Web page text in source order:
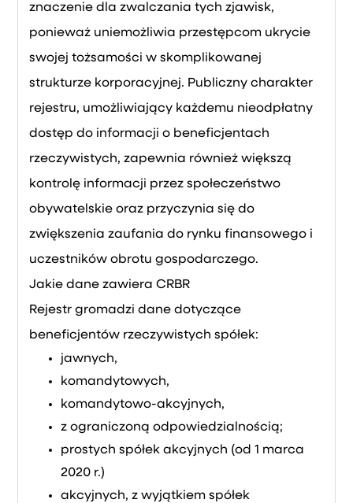
znaczenie dla zwalczania tych zjawisk,
ponieważ uniemożliwia przestępcom ukrycie
swojej tożsamości w skomplikowanej
strukturze korporacyjnej. Publiczny charakter
rejestru, umożliwiający każdemu nieodpłatny
dostęp do informacji o beneficjentach
rzeczywistych, zapewnia również większą
kontrolę informacji przez społeczeństwo
obywatelskie oraz przyczynia się do
zwiększenia zaufania do rynku finansowego i
uczestników obrotu gospodarczego.
Jakie dane zawiera CRBR
Rejestr gromadzi dane dotyczące
beneficjentów rzeczywistych spółek:
jawnych,
komandytowych,
komandytowo-akcyjnych,
z ograniczoną odpowiedzialnością;
prostych spółek akcyjnych (od 1 marca
2020 r.)
akcyjnych, z wyjątkiem spółek